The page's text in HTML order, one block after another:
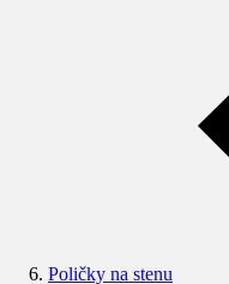
Poličky na stenu